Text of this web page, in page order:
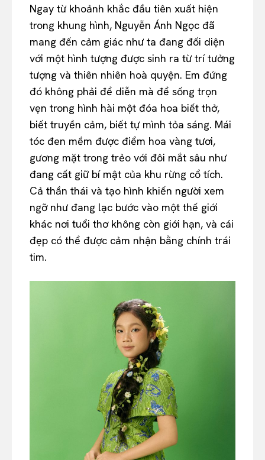
Ngay từ khoảnh khắc đầu tiên xuất hiện
trong khung hình, Nguyễn Ánh Ngọc đã
mang đến cảm giác như ta đang đối diện
với một hình tượng được sinh ra từ trí tưởng
tượng và thiên nhiên hoà quyện. Em đứng
đó không phải để diễn mà để sống trọn
vẹn trong hình hài một đóa hoa biết thở,
biết truyền cảm, biết tự mình tỏa sáng. Mái
tóc đen mềm được điểm hoa vàng tươi,
gương mặt trong trẻo với đôi mắt sâu như
đang cất giữ bí mật của khu rừng cổ tích.
Cả thần thái và tạo hình khiến người xem
ngỡ như đang lạc bước vào một thế giới
khác nơi tuổi thơ không còn giới hạn, và cái
đẹp có thể được cảm nhận bằng chính trái
tim.